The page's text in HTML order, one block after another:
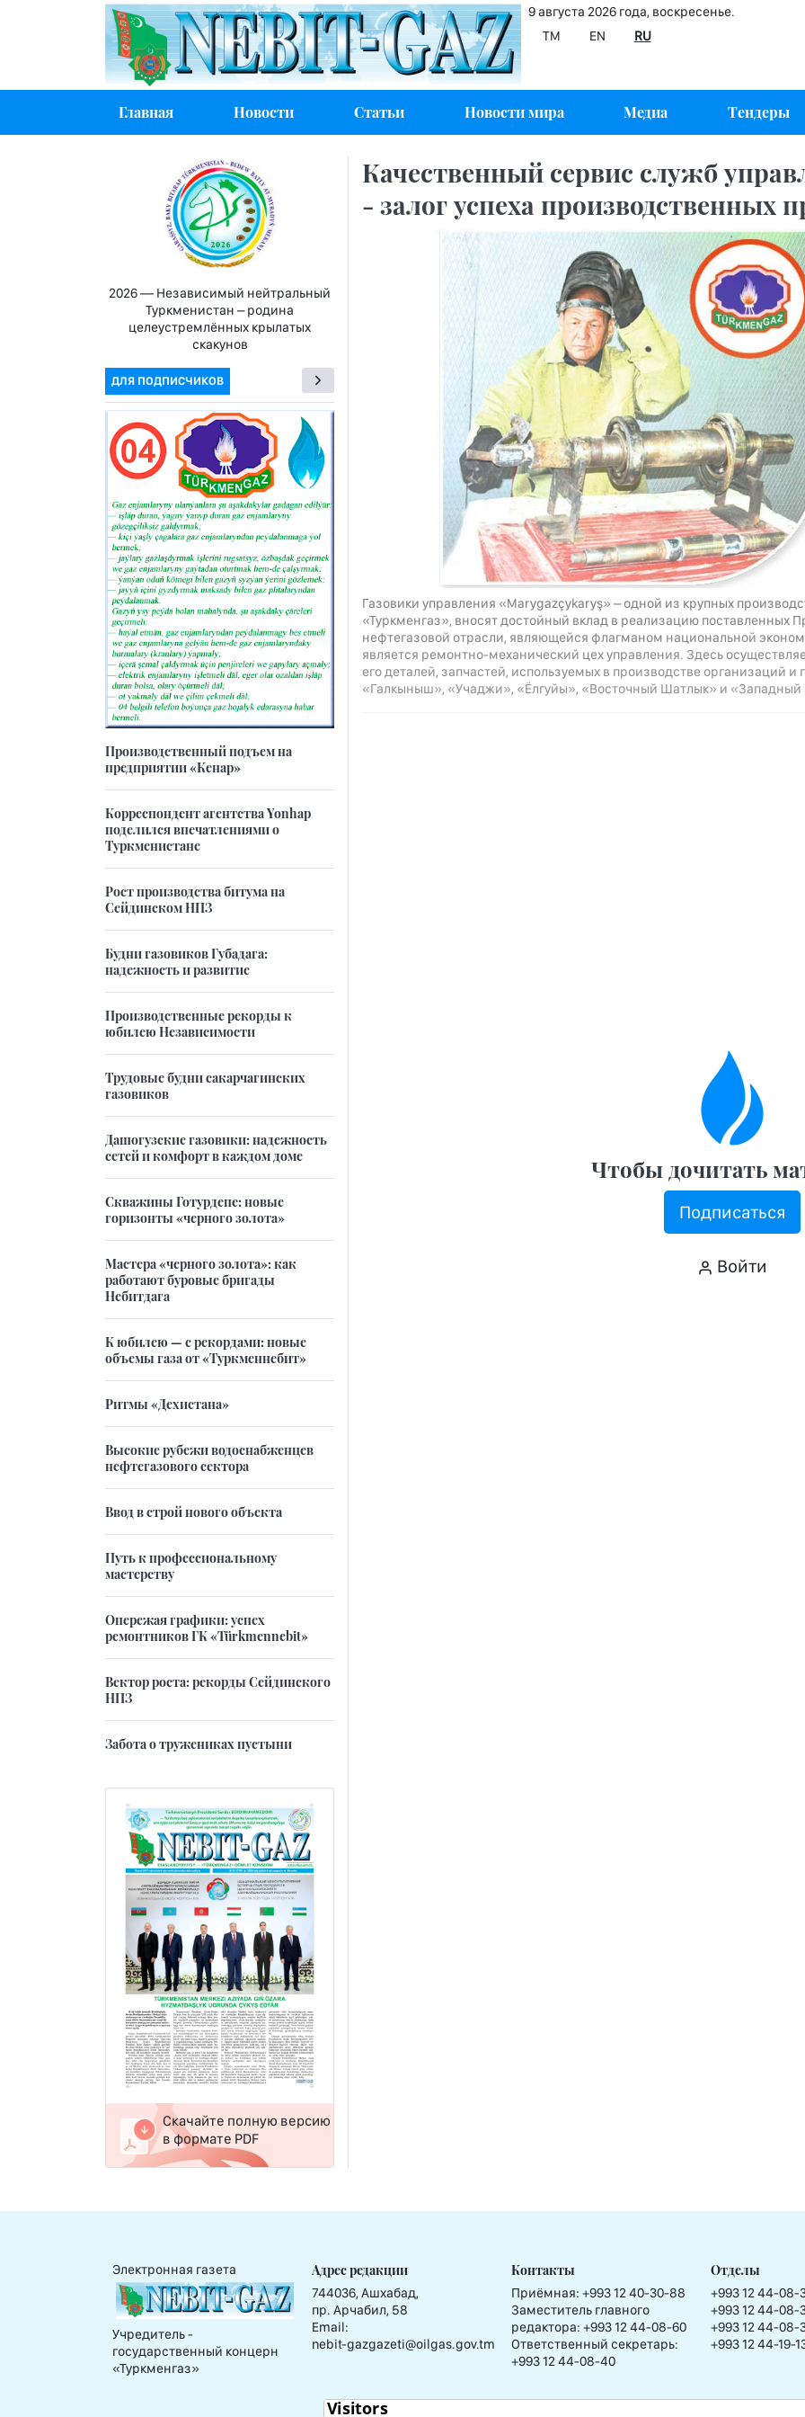
9 августа 2026 года, воскресенье.
TM
EN RU
Главная Новости Статьи Новости мира Медиа Тендеры
Качественный сервис служб
- залог успеха производственных
Газовики управления «Marygazçykaryş» – одной из крупных
«Туркменгаз», вносят достойный вклад в реализацию
нефтегазовой отрасли, являющейся флагманом национальной
является ремонтно-механический цех управления. Здесь
его деталей, запчастей, используемых в производстве организаций
«Галкыныш», «Учаджи», «Ёлгуйы», «Восточный Шатлык» и «Западный
Чтобы дочитать
Подписаться
Войти
2026 — Независимый нейтральный
Туркменистан – родина
целеустремлённых крылатых
скакунов
ДЛЯ ПОДПИСЧИКОВ
Производственный подъем на
предприятии «Кенар»
Корреспондент агентства Yonhap
поделился впечатлениями о
Туркменистане
Рост производства битума на
Сейдинском НПЗ
Будни газовиков Губадага:
надежность и развитие
Производственные рекорды к
юбилею Независимости
Трудовые будни сакарчагинских
газовиков
Дашогузские газовики: надежность
сетей и комфорт в каждом доме
Скважины Готурдепе: новые
горизонты «черного золота»
Мастера «черного золота»: как
работают буровые бригады
Небитдага
К юбилею — с рекордами: новые
объемы газа от «Туркменнебит»
Ритмы «Дехистана»
Высокие рубежи водоснабженцев
нефтегазового сектора
Ввод в строй нового объекта
Путь к профессиональному
мастерству
Опережая графики: успех
ремонтников ГК «Türkmennebit»
Вектор роста: рекорды Сейдинского
НПЗ
Забота о тружениках пустыни
Скачайте полную версию
в формате PDF
Электронная газета
Учредитель -
государственный концерн
«Туркменгаз»
Адрес редакции
744036, Ашхабад,
пр. Арчабил, 58
Email:
nebit-gazgazeti@oilgas.gov.tm
Контакты
Приёмная: +993 12 40-30-88
Заместитель главного
редактора: +993 12 44-08-60
Ответственный секретарь:
+993 12 44-08-40
Отделы
+993 12 44-08-
+993 12 44-08-
+993 12 44-08-
+993 12 44-19-